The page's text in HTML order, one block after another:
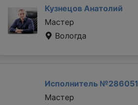
Кузнецов Анатолий
Мастер
Вологда
Исполнитель №286051
Мастер